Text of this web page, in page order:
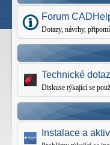
Forum
Dotazy, návrhy,
Technické
Diskuse týkající se
Instalace a